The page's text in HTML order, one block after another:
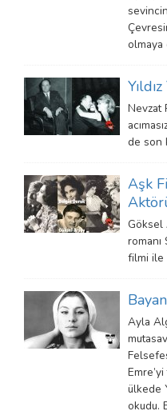
olmaya
Nevzat
de son
Aşk
Göksel
romanı
filmi ile
Ayla
ülkede
okudu.